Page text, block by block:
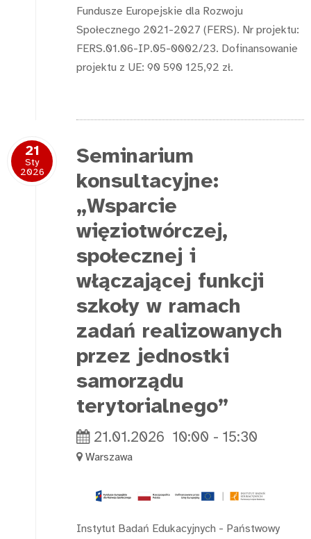
Fundusze Europejskie dla Rozwoju
Społecznego 2021-2027 (FERS). Nr projektu:
FERS.01.06-IP.05-0002/23. Dofinansowanie
projektu z UE: 90 590 125,92 zł.
21
Sty
2026
Seminarium
konsultacyjne:
„Wsparcie
więziotwórczej,
społecznej i
włączającej funkcji
szkoły w ramach
zadań realizowanych
przez jednostki
samorządu
terytorialnego”
21.01.2026 10:00 - 15:30
Warszawa
Instytut Badań Edukacyjnych - Państwowy